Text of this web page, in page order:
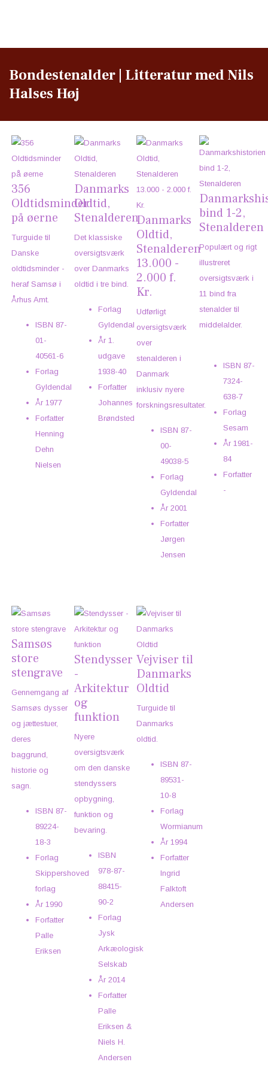
Bondestenalder | Litteratur med Nils
Halses Høj
356
Oldtidsminder
på øerne
Turguide til
Danske
oldtidsminder -
heraf Samsø i
Århus Amt.
ISBN 87-
01-
40561-6
Forlag
Gyldendal
År 1977
Forfatter
Henning
Dehn
Nielsen
Danmarks
Oldtid,
Stenalderen
Det klassiske
oversigtsværk
over Danmarks
oldtid i tre bind.
Forlag
Gyldendal
År 1.
udgave
1938-40
Forfatter
Johannes
Brøndsted
Danmarks
Oldtid,
Stenalderen
13.000 -
2.000 f.
Kr.
Udførligt
oversigtsværk
over
stenalderen i
Danmark
inklusiv nyere
forskningsresultater.
ISBN 87-
00-
49038-5
Forlag
Gyldendal
År 2001
Forfatter
Jørgen
Jensen
bind 1-2,
Stenalderen
Populært og rigt
illustreret
oversigtsværk i
11 bind fra
stenalder til
middelalder.
ISBN 87-
7324-
638-7
Forlag
Sesam
År 1981-
84
Forfatter
-
Samsøs
store
stengrave
Gennemgang af
Samsøs dysser
og jættestuer,
deres
baggrund,
historie og
sagn.
ISBN 87-
89224-
18-3
Forlag
Skippershoved
forlag
År 1990
Forfatter
Palle
Eriksen
Stendysser
-
Arkitektur
og
funktion
Nyere
oversigtsværk
om den danske
stendyssers
opbygning,
funktion og
bevaring.
ISBN
978-87-
88415-
90-2
Forlag
Jysk
Arkæologisk
Selskab
År 2014
Forfatter
Palle
Eriksen &
Niels H.
Andersen
Vejviser til
Danmarks
Oldtid
Turguide til
Danmarks
oldtid.
ISBN 87-
89531-
10-8
Forlag
Wormianum
År 1994
Forfatter
Ingrid
Falktoft
Andersen